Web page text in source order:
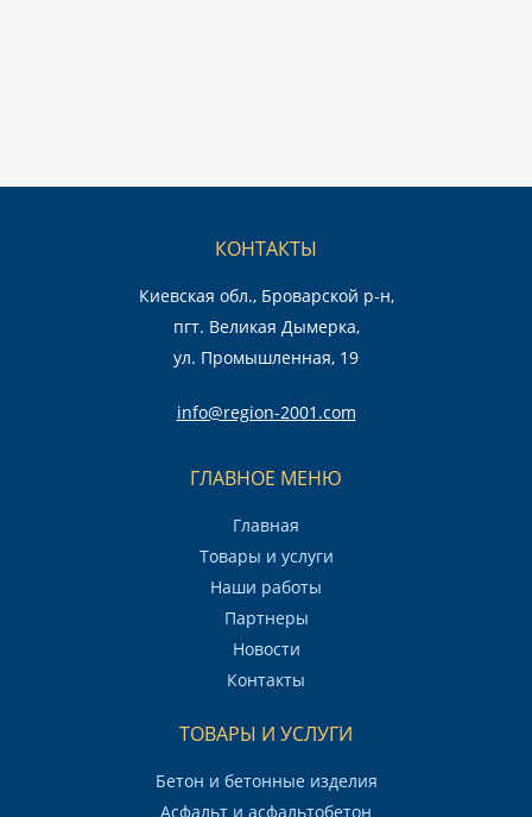
КОНТАКТЫ
Киевская обл., Броварской р-н,
пгт. Великая Дымерка,
ул. Промышленная, 19
info@region-2001.com
ГЛАВНОЕ МЕНЮ
Главная
Товары и услуги
Наши работы
Партнеры
Новости
Контакты
ТОВАРЫ И УСЛУГИ
Бетон и бетонные изделия
Асфальт и асфальтобетон